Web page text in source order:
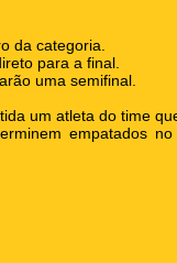
da categoria.
para a final.
uma semifinal.
um atleta do time
empatados